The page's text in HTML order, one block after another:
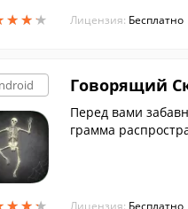
★★★
★★★ Лицензия: Бесплатно
Говорящий
Перед вами
грамма
Лицензия: Бесплатно